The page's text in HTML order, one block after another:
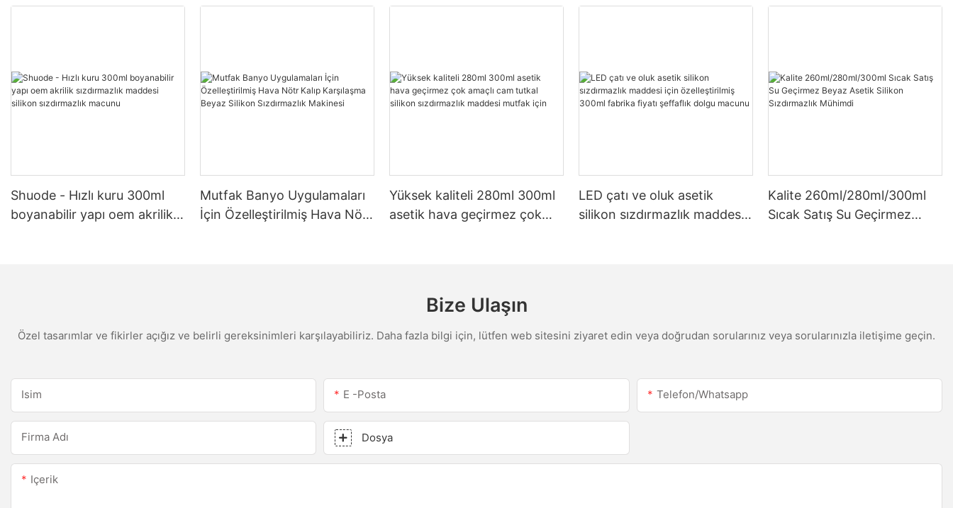
Shuode - Hızlı kuru 300ml
boyanabilir yapı oem akrilik
Mutfak Banyo Uygulamaları
İçin Özelleştirilmiş Hava Nötr
Yüksek kaliteli 280ml 300ml
asetik hava geçirmez çok
LED çatı ve oluk asetik
silikon sızdırmazlık maddesi
Kalite 260ml/280ml/300ml
Sıcak Satış Su Geçirmez
Bize Ulaşın
Özel tasarımlar ve fikirler açığız ve belirli gereksinimleri karşılayabiliriz. Daha fazla bilgi için, lütfen web sitesini ziyaret edin veya doğrudan sorularınız veya sorularınızla iletişime geçin.
Isim E -posta Telefon/whatsapp
Firma Adı Dosya
Içerik